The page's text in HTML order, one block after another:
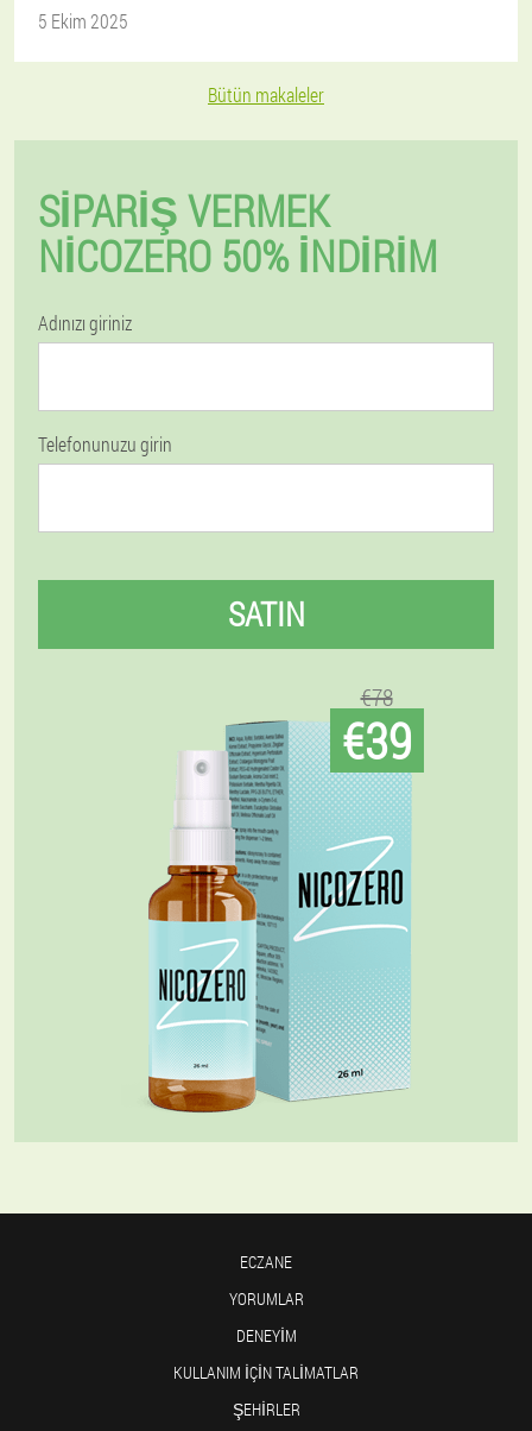
5 Ekim 2025
Bütün makaleler
SIPARIŞ VERMEK
NICOZERO 50% İNDIRIM
Adınızı giriniz
Telefonunuzu girin
SATIN
€78
€39
ECZANE
YORUMLAR
DENEYIM
KULLANIM IÇIN TALIMATLAR
ŞEHIRLER